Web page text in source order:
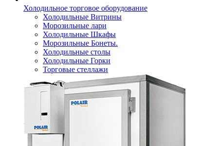
Холодильное торговое оборудование
Холодильные Витрины
Морозильные лари
Холодильные Шкафы
Морозильные Бонеты.
Холодильные столы
Холодильные Горки
Торговые стеллажи